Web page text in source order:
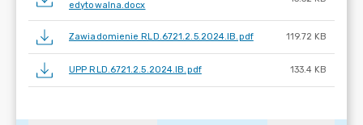
edytowalna.docx
Zawiadomienie RLD.6721.2.5.2024.IB.pdf 119.72 KB
UPP RLD.6721.2.5.2024.IB.pdf 133.4 KB